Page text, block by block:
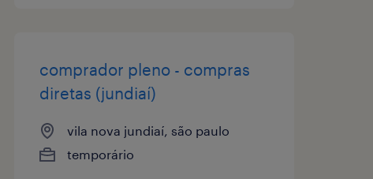
comprador pleno - compras
diretas (jundiaí)
vila nova jundiaí, são paulo
temporário